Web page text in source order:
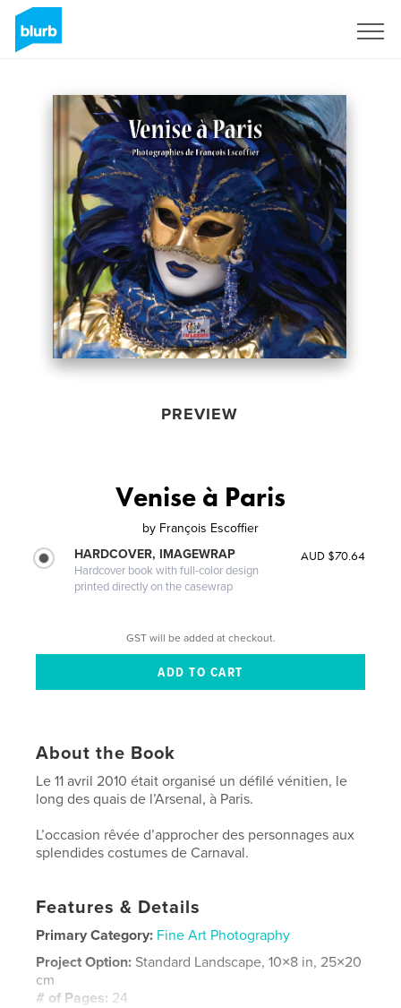
PREVIEW
Venise à Paris
by François Escoffier
HARDCOVER, IMAGEWRAP
Hardcover book with full-color design
printed directly on the casewrap
AUD $70.64
GST will be added at checkout.
About the Book
Le 11 avril 2010 était organisé un défilé vénitien, le
long des quais de l’Arsenal, à Paris.
L’occasion rêvée d’approcher des personnages aux
splendides costumes de Carnaval.
Features & Details
Primary Category: Fine Art Photography
Project Option: Standard Landscape, 10×8 in, 25×20
cm
# of Pages: 24